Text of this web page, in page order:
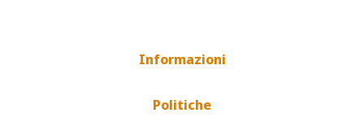
Informazioni
Politiche